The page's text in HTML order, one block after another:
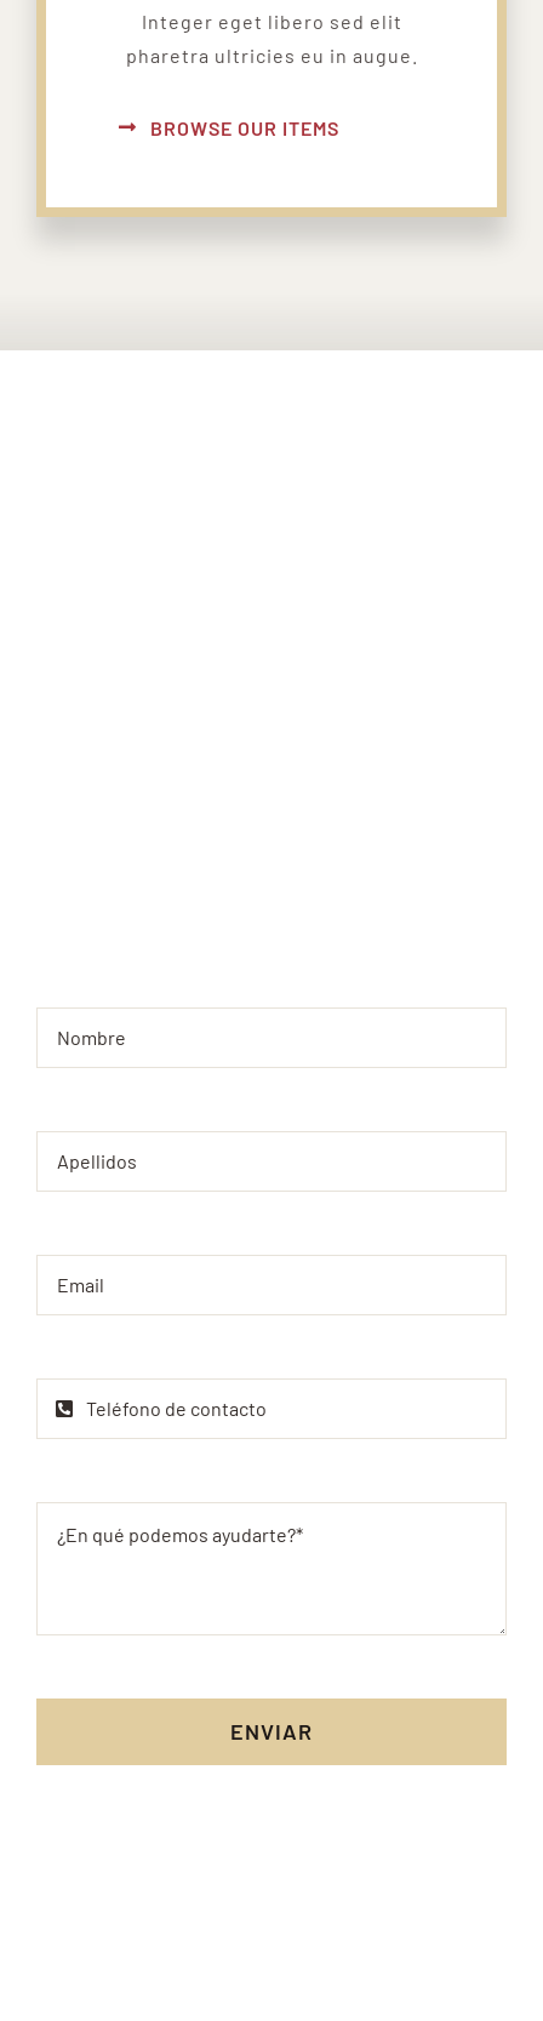
Integer eget libero sed elit
pharetra ultricies eu in augue.
BROWSE OUR ITEMS
ENVIAR